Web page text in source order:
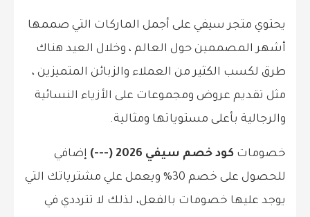
يحتوي متجر سيفي على أجمل الماركات التي صممها
أشهر المصممين حول العالم ، وخلال العيد هناك
طرق لكسب الكثير من العملاء والزبائن المتميزين ،
مثل تقديم عروض ومجموعات على الأزياء النسائية
والرجالية بأعلى مستوياتها ومثالية.
خصومات كود خصم سيفي 2026 (--- ) إضافي
للحصول على خصم 30% ويعمل علي مشترياتك التي
يوجد عليها خصومات بالفعل، لذلك لا تترددي في